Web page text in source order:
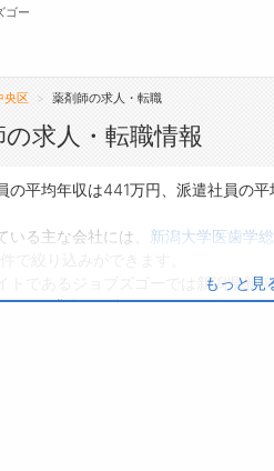
転職支援サービスについて
転職ノウハウ(応募書類の
転職・採用コラム
ゴー
央区 薬剤師の求人・転職
求人・転職情報
の平均年収は441万円、派遣社員の
る主な会社には、 新潟大学医歯学
トであるジョブズゴーでは新潟県新
トの求人は0件です。
、転職だけでなく、第二新卒から
る職種に応募してみてくださいね。
もっと見